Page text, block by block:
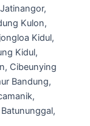
Kulon,
Kidul,
Kidul,
Cibeunying
Bandung,